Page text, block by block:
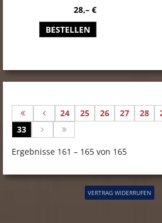
28,– €
BESTELLEN
24 25 26 27 28
33
Ergebnisse 161 – 165 von 165
VERTRAG WIDERRUFEN